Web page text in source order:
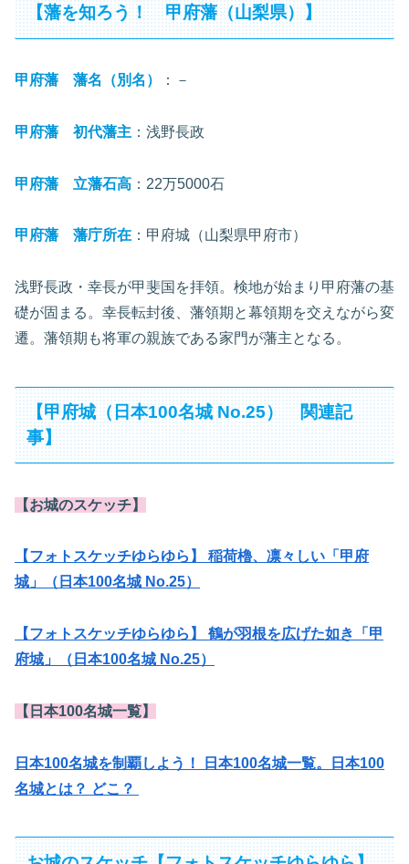
【藩を知ろう！ 甲府藩（山梨県）】
甲府藩 藩名（別名） ：－
甲府藩 初代藩主 ：浅野長政
甲府藩 立藩石高 ：22万5000石
甲府藩 藩庁所在 ：甲府城（山梨県甲府市）
浅野長政・幸長が甲斐国を拝領。検地が始まり甲府藩の基
礎が固まる。幸長転封後、藩領期と幕領期を交えながら変
遷。藩領期も将軍の親族である家門が藩主となる。
【甲府城（日本100名城 No.25） 関連記
事】
【お城のスケッチ】
【フォトスケッチゆらゆら】 稲荷櫓、凛々しい「甲府
城」（日本100名城 No.25）
【フォトスケッチゆらゆら】 鶴が羽根を広げた如き「甲
府城」（日本100名城 No.25）
【日本100名城一覧】
日本100名城を制覇しよう！ 日本100名城一覧。日本100
名城とは？ どこ？